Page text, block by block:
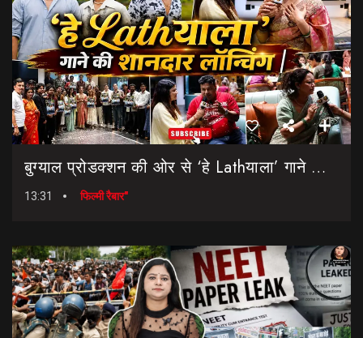
बुग्याल प्रोडक्शन की ओर से ‘हे Lathयाला’ गाने की शानदार लॉन्चिंग || Hey Lathyala || Garhwali Song
13:31 फिल्मी रैबार"